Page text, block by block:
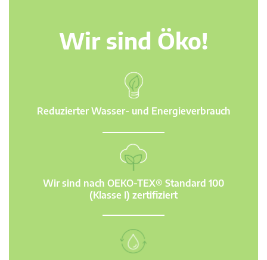
Wir sind Öko!
Reduzierter Wasser- und Energieverbrauch
Wir sind nach OEKO-TEX® Standard 100
(Klasse I) zertifiziert